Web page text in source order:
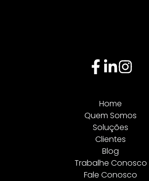
Home
Quem Somos
Soluções
Clientes
Blog
Trabalhe Conosco
Fale Conosco